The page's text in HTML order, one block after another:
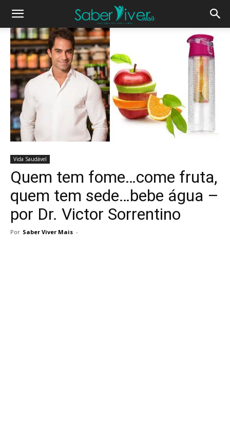
Vida Saudável
Quem tem fome…come fruta,
quem tem sede…bebe água –
por Dr. Victor Sorrentino
Por Saber Viver Mais -